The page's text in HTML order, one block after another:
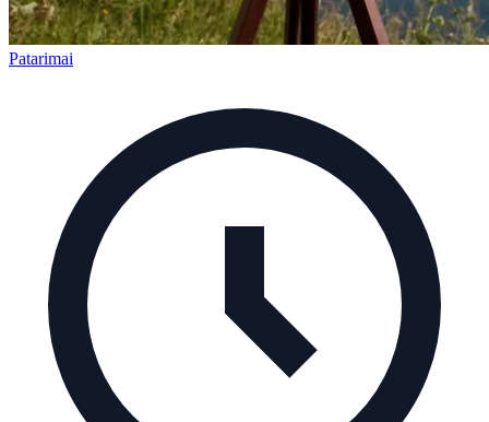
Patarimai